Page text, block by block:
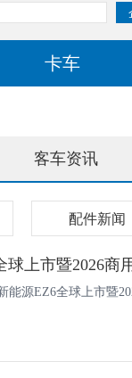
卡车
客车资讯
配件新闻
球上市暨2026商
能源EZ6全球上市暨